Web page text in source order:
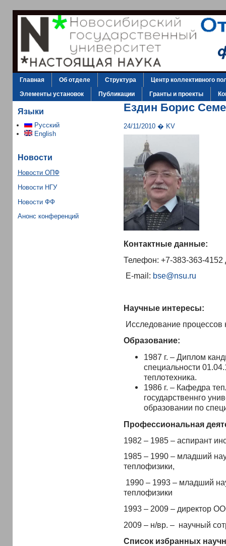
Главная Об отделе Структура
Центр коллективного
Элементы установок
Публикации Гранты и проекты
Языки
Русский
English
Новости
Новости ОПФ
Новости НГУ
Новости ФФ
Анонс конференций
Ездин Борис
24/11/2010 � KV
Контактные данные:
Телефон: +7-383-363-4152
E-mail: bse@nsu.ru
Научные интересы:
Исследование процессов
Образование:
1987 г. – Диплом
специальности
теплотехника.
1986 г. – Кафедра
государственнго
образовании по
Профессиональная
1982 – 1985 – аспирант
1985 – 1990 – младший
теплофизики,
1990 – 1993 – младший
теплофизики
1993 – 2009 – директор
2009 – н/вр. – научный
Список избранных